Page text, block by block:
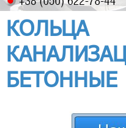
КОЛЬЦА
БЕТОННЫЕ